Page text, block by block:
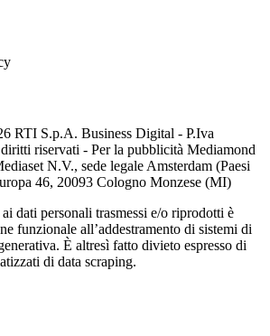
RTI S.p.A. Business Digital - P.Iva
riservati - Per la pubblicità Mediamond
N.V., sede legale Amsterdam (Paesi
46, 20093 Cologno Monzese (MI)
dati personali trasmessi e/o riprodotti è
funzionale all’addestramento di sistemi di
È altresì fatto divieto espresso di
di data scraping.